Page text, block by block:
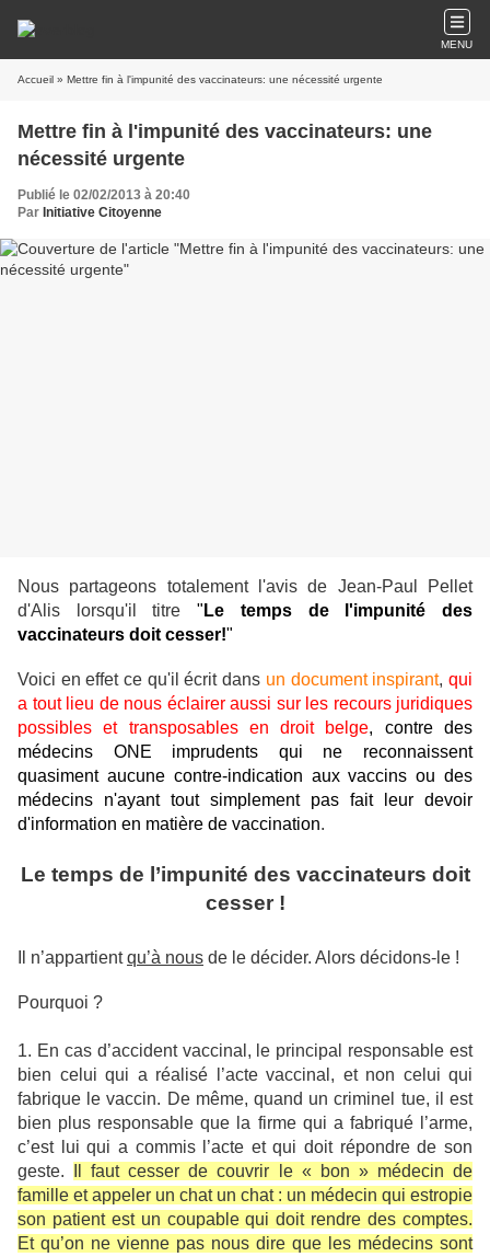
MENU
Accueil » Mettre fin à l'impunité des vaccinateurs: une nécessité urgente
Mettre fin à l'impunité des vaccinateurs: une
nécessité urgente
Publié le 02/02/2013 à 20:40
Par Initiative Citoyenne
Nous partageons totalement l'avis de Jean-Paul Pellet
d'Alis lorsqu'il titre" Le temps de l'impunité des
vaccinateurs doit cesser!"
Voici en effet ce qu'il écrit dans un document inspirant,qui
a tout lieu de nous éclairer aussi sur les recours juridiques
possibles et transposables en droit belge, contre des
médecins ONE imprudents qui ne reconnaissent
quasiment aucune contre-indication aux vaccins ou des
médecins n'ayant tout simplement pas fait leur devoir
d'information en matière de vaccination.
Le temps de l’impunité des vaccinateurs doit
cesser !
Il n’appartientqu’à nous de le décider. Alors décidons-le !
Pourquoi ?
1. En cas d’accident vaccinal, le principal responsable est
bien celui qui a réalisé l’acte vaccinal, et non celui qui
fabrique le vaccin. De même, quand un criminel tue, il est
bien plus responsable que la firme qui a fabriqué l’arme,
c’est lui qui a commis l’acte et qui doit répondre de son
geste.
Il faut cesser de couvrir le « bon » médecin de
famille et appeler un chat un chat : un médecin qui estropie
son patient est un coupable qui doit rendre des comptes.
Et qu’on ne vienne pas nous dire que les médecins sont